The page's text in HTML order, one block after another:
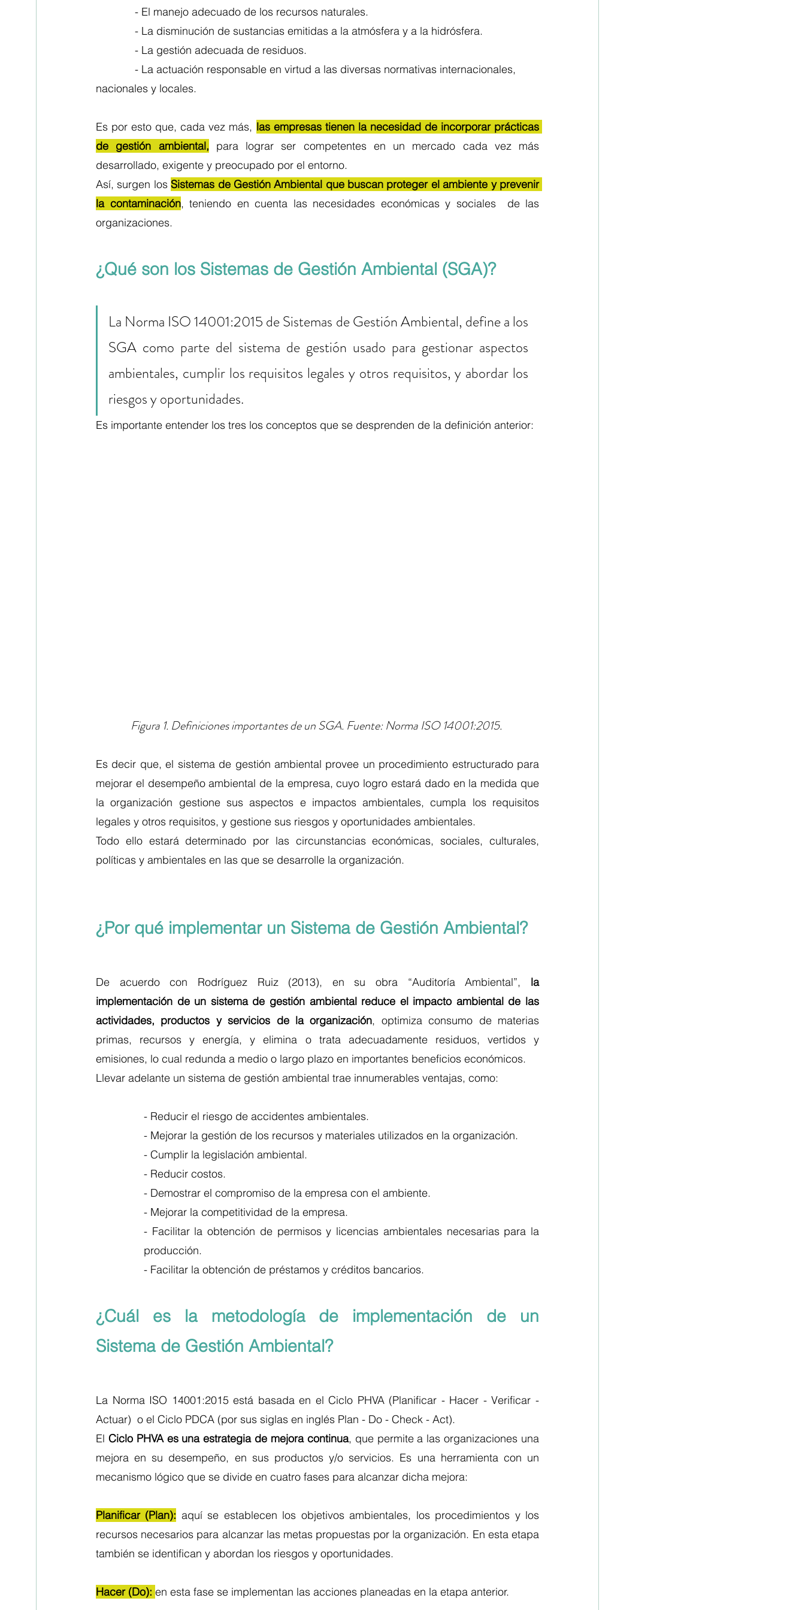
             - El manejo adecuado de los recursos naturales.
             - La disminución de sustancias emitidas a la atmósfera y a la hidrósfera.
             - La gestión adecuada de residuos.
             - La actuación responsable en virtud a las diversas normativas internacionales,
nacionales y locales.
Es por esto que, cada vez más, las empresas tienen la necesidad de incorporar prácticas
de gestión ambiental, para lograr ser competentes en un mercado cada vez más
desarrollado, exigente y preocupado por el entorno.
Así, surgen los Sistemas de Gestión Ambiental que buscan proteger el ambiente y prevenir
la contaminación, teniendo en cuenta las necesidades económicas y sociales  de las
organizaciones.
¿Qué son los Sistemas de Gestión Ambiental (SGA)?
La Norma ISO 14001:2015 de Sistemas de Gestión Ambiental, define a los
SGA como parte del sistema de gestión usado para gestionar aspectos
ambientales, cumplir los requisitos legales y otros requisitos, y abordar los
riesgos y oportunidades.
Es importante entender los tres los conceptos que se desprenden de la definición anterior:
Figura 1. Definiciones importantes de un SGA. Fuente: Norma ISO 14001:2015.
Es decir que, el sistema de gestión ambiental provee un procedimiento estructurado para
mejorar el desempeño ambiental de la empresa, cuyo logro estará dado en la medida que
la organización gestione sus aspectos e impactos ambientales, cumpla los requisitos
legales y otros requisitos, y gestione sus riesgos y oportunidades ambientales.
Todo ello estará determinado por las circunstancias económicas, sociales, culturales,
políticas y ambientales en las que se desarrolle la organización.
¿Por qué implementar un Sistema de Gestión Ambiental?
De acuerdo con Rodríguez Ruiz (2013), en su obra “Auditoría Ambiental”, la
implementación de un sistema de gestión ambiental reduce el impacto ambiental de las
actividades, productos y servicios de la organización, optimiza consumo de materias
primas, recursos y energía, y elimina o trata adecuadamente residuos, vertidos y
emisiones, lo cual redunda a medio o largo plazo en importantes beneficios económicos.
Llevar adelante un sistema de gestión ambiental trae innumerables ventajas, como:
- Reducir el riesgo de accidentes ambientales.
- Mejorar la gestión de los recursos y materiales utilizados en la organización.
- Cumplir la legislación ambiental.
- Reducir costos.
- Demostrar el compromiso de la empresa con el ambiente.
- Mejorar la competitividad de la empresa.
- Facilitar la obtención de permisos y licencias ambientales necesarias para la
producción.
- Facilitar la obtención de préstamos y créditos bancarios.
¿Cuál es la metodología de implementación de un
Sistema de Gestión Ambiental?
La Norma ISO 14001:2015 está basada en el Ciclo PHVA (Planificar - Hacer - Verificar -
Actuar)  o el Ciclo PDCA (por sus siglas en inglés Plan - Do - Check - Act).
El Ciclo PHVA es una estrategia de mejora continua, que permite a las organizaciones una
mejora en su desempeño, en sus productos y/o servicios. Es una herramienta con un
mecanismo lógico que se divide en cuatro fases para alcanzar dicha mejora:
Planificar (Plan): aquí se establecen los objetivos ambientales, los procedimientos y los
recursos necesarios para alcanzar las metas propuestas por la organización. En esta etapa
también se identifican y abordan los riesgos y oportunidades.
Hacer (Do): en esta fase se implementan las acciones planeadas en la etapa anterior.